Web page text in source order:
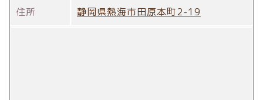
住所 静岡県熱海市田原本町2-19